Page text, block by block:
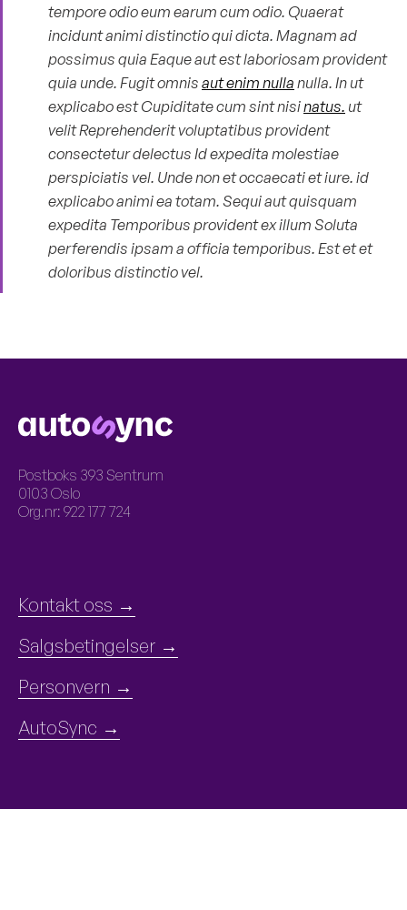
tempore odio eum earum cum odio. Quaerat
incidunt animi distinctio qui dicta. Magnam ad
possimus quia Eaque aut est laboriosam provident
quia unde. Fugit omnisaut enim nullanulla. In ut
explicabo est Cupiditate cum sint nisinatus. ut
velit Reprehenderit voluptatibus provident
consectetur delectus Id expedita molestiae
perspiciatis vel. Unde non et occaecati et iure. id
explicabo animi ea totam. Sequi aut quisquam
expedita Temporibus provident ex illum Soluta
perferendis ipsam a officia temporibus. Est et et
doloribus distinctio vel.
LOGO
Postboks 393 Sentrum
0103 Oslo
Org.nr: 922 177 724
Kontakt oss
Salgsbetingelser
Personvern
AutoSync